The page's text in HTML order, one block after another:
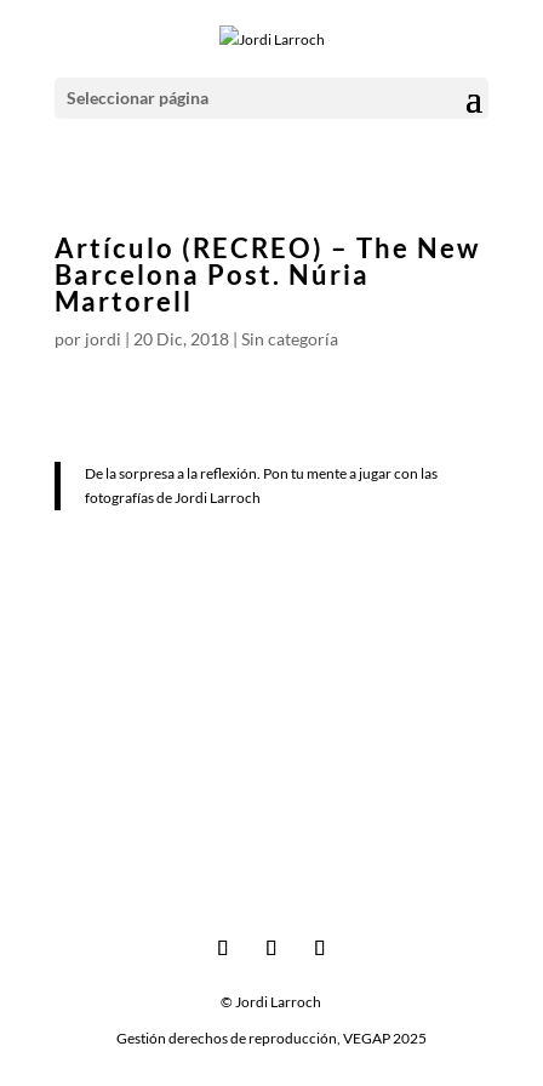
Seleccionar página
Artículo (RECREO) – The New
Barcelona Post. Núria
Martorell
por jordi | 20 Dic, 2018| Sin categoría
De la sorpresa a la reflexión. Pon tu mente a jugar con las
fotografías de Jordi Larroch
© Jordi Larroch
Gestión derechos de reproducción, VEGAP 2025